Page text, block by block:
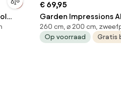
€ 69,95
Garden Impressions
taupe - Ø200 cm
260 cm, ⌀ 200 cm,
Op voorraad
Gratis